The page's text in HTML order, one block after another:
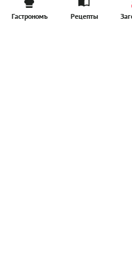
Гастрономъ Рецепты